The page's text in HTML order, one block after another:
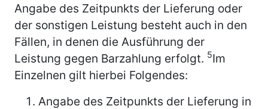
Angabe des Zeitpunkts der Lieferung oder
der sonstigen Leistung besteht auch in den
Fällen, in denen die Ausführung der
Leistung gegen Barzahlung erfolgt. 5Im
Einzelnen gilt hierbei Folgendes:
Angabe des Zeitpunkts der Lieferung in